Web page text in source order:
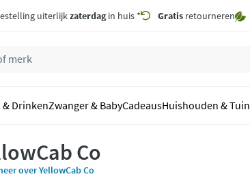
uiterlijkzaterdagin huis * Gratis retourneren
& DrinkenZwanger & BabyCadeausHuishouden & Tuin
Co
over YellowCab Co